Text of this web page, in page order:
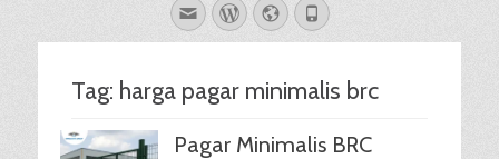
EmailWordPress
WebsitePhone
Tag: harga pagar minimalis brc
Pagar Minimalis BRC